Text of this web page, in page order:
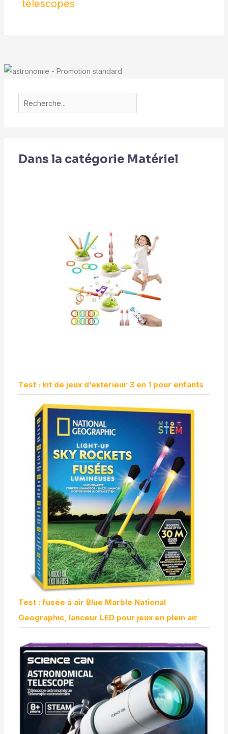
télescopes
Dans la catégorie Matériel
Test : kit de jeux d’extérieur 3 en 1 pour enfants
Test : fusée à air Blue Marble National
Geographic, lanceur LED pour jeux en plein air